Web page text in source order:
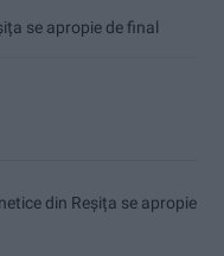
se apropie de final
din Reșița se apropie